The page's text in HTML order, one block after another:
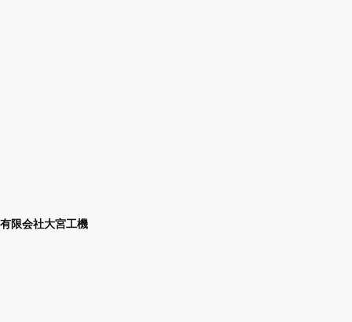
有限会社大宮工機